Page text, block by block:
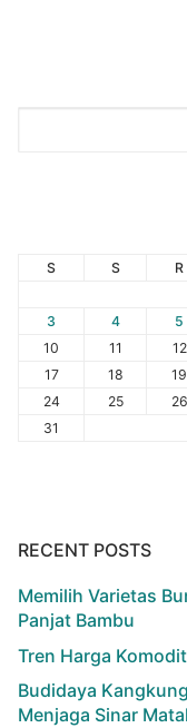
S S R
3
4 5
10
11 12
17
18 19
24
25 26
31
RECENT POSTS
Memilih Varietas
Panjat Bambu
Tren Harga
Budidaya
Menjaga Sinar